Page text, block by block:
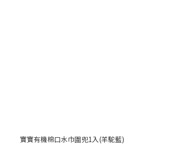
寶寶有機棉口水巾圍兜1入(羊駝藍)